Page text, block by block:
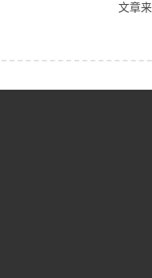
文章